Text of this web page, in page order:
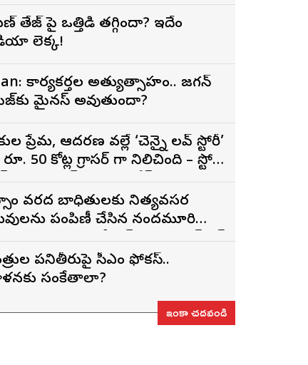
తేజ్‌ పై ఒత్తిడి తగ్గిందా? ఇదేం
లెక్క!
కార్యకర్తల అత్యుత్సాహం.. జగన్
మైనస్ అవుతుందా?
ప్రేమ, ఆదరణ వల్లే ‘చెన్నై లవ్ స్టోరీ’
రూ. 50 కోట్ల గ్రాసర్ గా నిలిచింది – స్టోరీ
వరద బాధితులకు నిత్యవసర
పంపిణీ చేసిన నందమూరి
పనితీరుపై సీఎం ఫోకస్..
సంకేతాలా?
ఇంకా చదవండి